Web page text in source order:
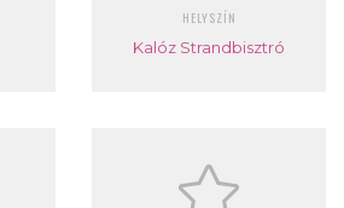
HELYSZÍN
Kalóz Strandbisztró